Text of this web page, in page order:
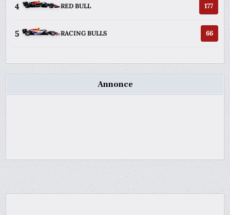
4 RED BULL 177
5 RACING BULLS 66
Annonce